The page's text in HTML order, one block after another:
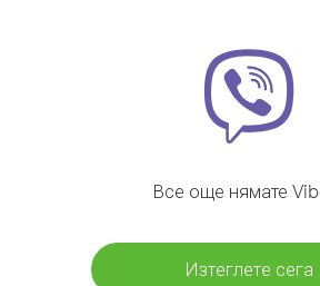
Все още нямате
Изтеглете сега